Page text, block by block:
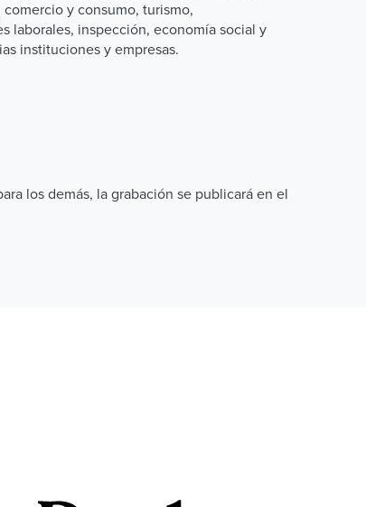
y consumo, turismo,
laborales, inspección, economía social y
instituciones y empresas.
los demás, la grabación se publicará en el